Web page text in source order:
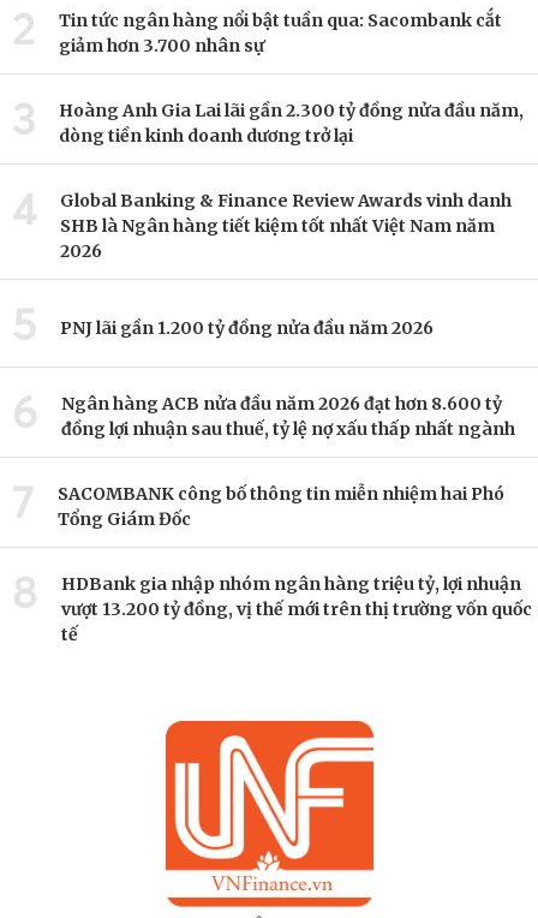
2
Tin tức ngân hàng nổi bật tuần qua: Sacombank cắt
giảm hơn 3.700 nhân sự
3
Hoàng Anh Gia Lai lãi gần 2.300 tỷ đồng nửa đầu năm,
dòng tiền kinh doanh dương trở lại
4
Global Banking & Finance Review Awards vinh danh
SHB là Ngân hàng tiết kiệm tốt nhất Việt Nam năm
2026
5 PNJ lãi gần 1.200 tỷ đồng nửa đầu năm 2026
6
Ngân hàng ACB nửa đầu năm 2026 đạt hơn 8.600 tỷ
đồng lợi nhuận sau thuế, tỷ lệ nợ xấu thấp nhất ngành
7
SACOMBANK công bố thông tin miễn nhiệm hai Phó
Tổng Giám Đốc
8
HDBank gia nhập nhóm ngân hàng triệu tỷ, lợi nhuận
vượt 13.200 tỷ đồng, vị thế mới trên thị trường vốn quốc
tế